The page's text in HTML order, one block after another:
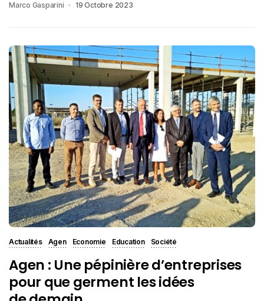
Marco Gasparini 19 Octobre 2023
Actualités Agen Economie Education Société
Agen : Une pépinière d’entreprises
pour que germent les idées